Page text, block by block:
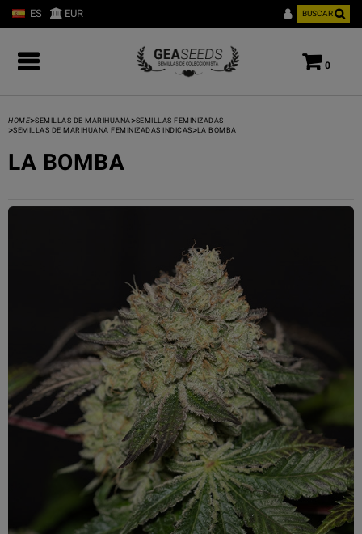
ES EUR BUSCAR
0
HOME>SEMILLAS DE MARIHUANA >SEMILLAS FEMINIZADAS
>SEMILLAS DE MARIHUANA FEMINIZADAS INDICAS >LA BOMBA
LA BOMBA